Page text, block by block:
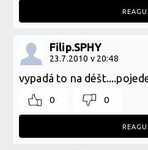
Filip.SPHY
23.7.2010 v 20:48
vypadá to na
0 0